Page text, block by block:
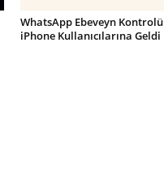
WhatsApp Ebeveyn Kontrolü
iPhone Kullanıcılarına Geldi